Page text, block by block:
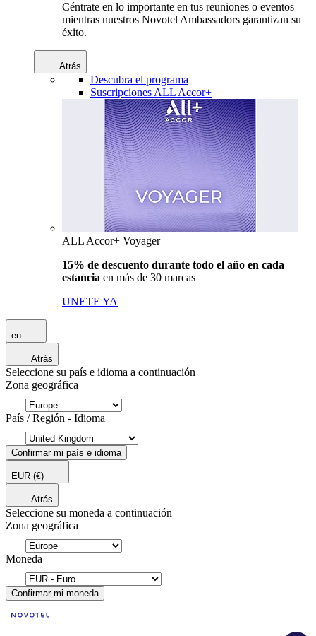
Céntrate en lo importante en tus reuniones o eventos
mientras nuestros Novotel Ambassadors garantizan su
éxito.
Atrás
Descubra el programa
Suscripciones ALL Accor+
ALL Accor+ Voyager
15% de descuento durante todo el año en cada
estancia en más de 30 marcas
UNETE YA
en
Atrás
Seleccione su país e idioma a continuación
Zona geográfica
País / Región - Idioma
Confirmar mi país e idioma
EUR (€)
Atrás
Seleccione su moneda a continuación
Zona geográfica
Moneda
Confirmar mi moneda